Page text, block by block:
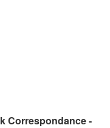
Correspondance -